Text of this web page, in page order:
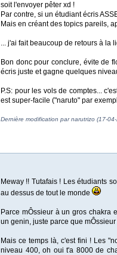
soit l'envoyer pêter xd !
Par contre, si un étudiant écris
Mais en créant des topics pareils,
... j'ai fait beaucoup de retours à la
Bon donc pour conclure, évite de
écris juste et gagne quelques
P.S: pour les vols de comptes...
est super-facile ("naruto" par
Dernière modification par narutrizo (17-
Meway !! Tutafais ! Les étudiants
au dessus de tout le monde
Parce mÔssieur à un gros chakra
un genin, juste parce que
Mais ce temps là, c'est fini ! Les
niveau 400, oh oui t'a 8000 de